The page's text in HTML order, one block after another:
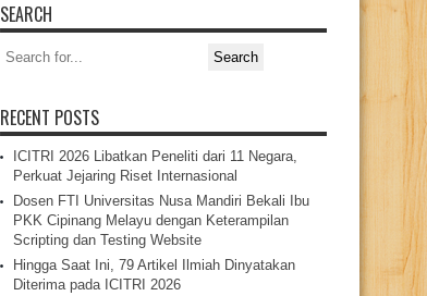
SEARCH
Search
for:
RECENT POSTS
ICITRI 2026 Libatkan Peneliti dari 11 Negara,
Perkuat Jejaring Riset Internasional
Dosen FTI Universitas Nusa Mandiri Bekali Ibu
PKK Cipinang Melayu dengan Keterampilan
Scripting dan Testing Website
Hingga Saat Ini, 79 Artikel Ilmiah Dinyatakan
Diterima pada ICITRI 2026